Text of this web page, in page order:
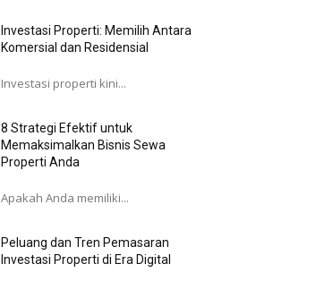
Investasi Properti: Memilih Antara
Komersial dan Residensial
Investasi properti kini...
8 Strategi Efektif untuk
Memaksimalkan Bisnis Sewa
Properti Anda
Apakah Anda memiliki...
Peluang dan Tren Pemasaran
Investasi Properti di Era Digital